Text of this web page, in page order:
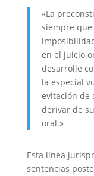
«La
siempre
en el juicio
desarrolle
la especial
evitación de
derivar de
oral.»
Esta línea
sentencias